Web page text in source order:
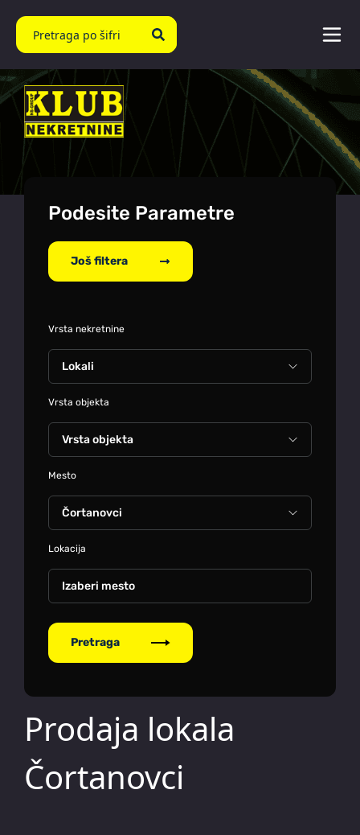
Podesite Parametre
Još filtera
Vrsta nekretnine
Vrsta objekta
Mesto
Lokacija
Izaberi mesto
Pretraga
Prodaja lokala
Čortanovci